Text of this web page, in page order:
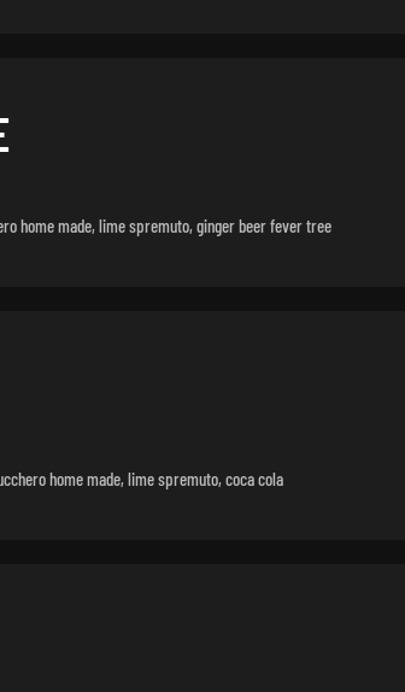
home made, lime spremuto, ginger beer fever tree
home made, lime spremuto, coca cola